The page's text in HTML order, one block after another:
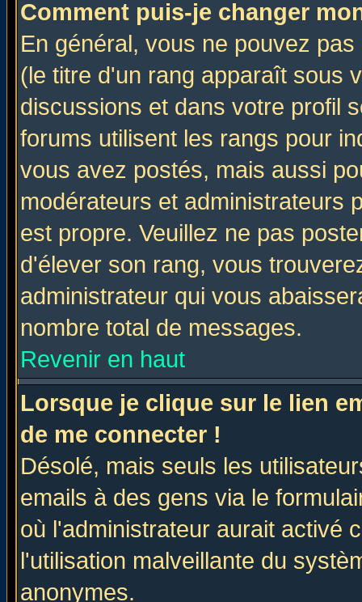
Comment puis-je changer
En général, vous ne pouvez
(le titre d'un rang apparaît sous
discussions et dans votre profil
forums utilisent les rangs pour
vous avez postés, mais aussi
modérateurs et administrateurs
est propre. Veuillez ne pas
d'élever son rang, vous
administrateur qui vous
nombre total de messages.
Revenir en haut
Lorsque je clique sur le lien
de me connecter !
Désolé, mais seuls les
emails à des gens via le
où l'administrateur aurait activé
l'utilisation malveillante du
anonymes.